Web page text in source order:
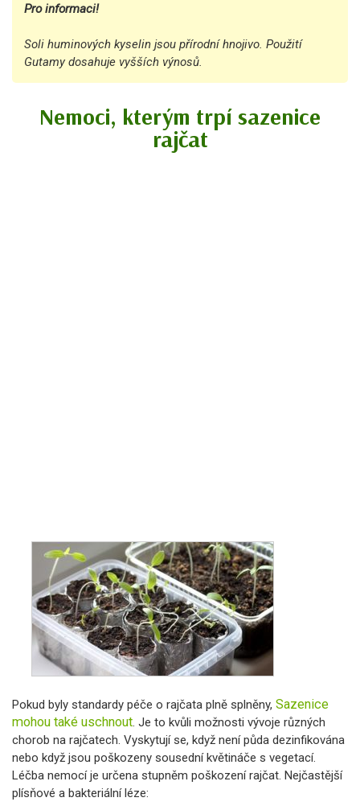
Pro informaci!
Soli huminových kyselin jsou přírodní hnojivo. Použití
Gutamy dosahuje vyšších výnosů.
Nemoci, kterým trpí sazenice
rajčat
Pokud byly standardy péče o rajčata plně splněny, Sazenice
mohou také uschnout . Je to kvůli možnosti vývoje různých
chorob na rajčatech. Vyskytují se, když není půda dezinfikována
nebo když jsou poškozeny sousední květináče s vegetací.
Léčba nemocí je určena stupněm poškození rajčat. Nejčastější
plísňové a bakteriální léze: